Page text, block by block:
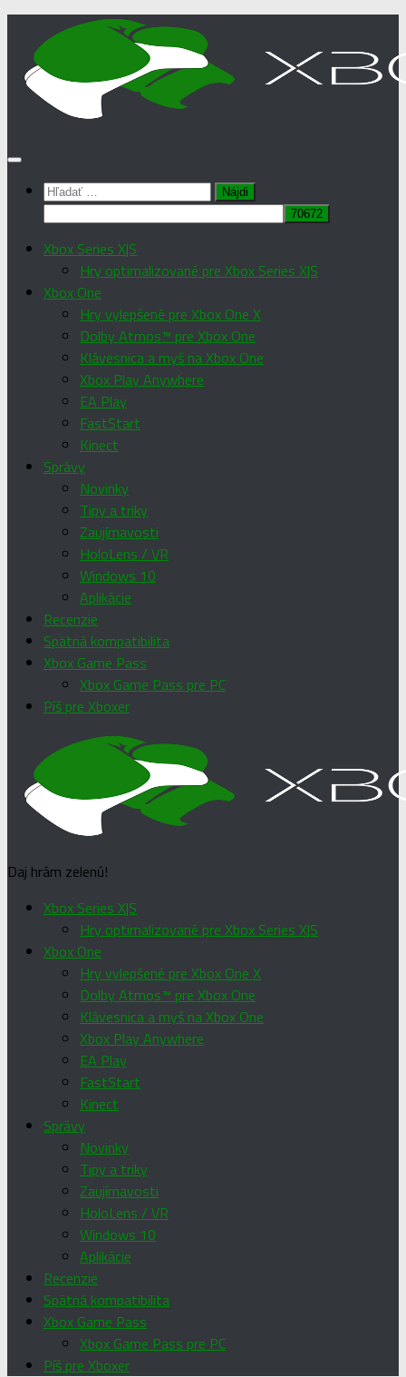
Preskočiť
obsah
Hľadať:
Xbox Series X|S
Hry optimalizované pre Xbox Series X|S
Xbox One
Hry vylepšené pre Xbox One X
Dolby Atmos™ pre Xbox One
Klávesnica a myš na Xbox One
Xbox Play Anywhere
EA Play
FastStart
Kinect
Správy
Novinky
Tipy a triky
Zaujímavosti
HoloLens / VR
Windows 10
Aplikácie
Recenzie
Spätná kompatibilita
Xbox Game Pass
Xbox Game Pass pre PC
Píš pre Xboxer
Daj hrám zelenú!
Xbox Series X|S
Hry optimalizované pre Xbox Series X|S
Xbox One
Hry vylepšené pre Xbox One X
Dolby Atmos™ pre Xbox One
Klávesnica a myš na Xbox One
Xbox Play Anywhere
EA Play
FastStart
Kinect
Správy
Novinky
Tipy a triky
Zaujímavosti
HoloLens / VR
Windows 10
Aplikácie
Recenzie
Spätná kompatibilita
Xbox Game Pass
Xbox Game Pass pre PC
Píš pre Xboxer